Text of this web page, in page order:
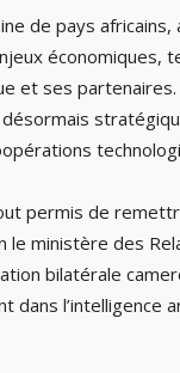
de pays africains,
économiques,
et ses partenaires.
permis de
le ministère des
bilatérale
dans l’intelligence